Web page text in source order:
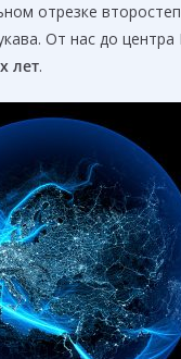
отрезке
От нас до центра
лет.